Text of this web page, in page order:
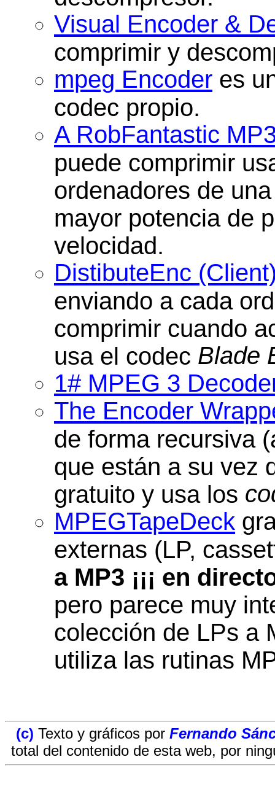
Visual Encoder &
comprimir y
mpeg Encoder es
codec propio.
A RobFantastic
puede comprimir
ordenadores de
mayor potencia de
velocidad.
DistibuteEnc
enviando a cada
comprimir cuando
usa el codec Blade
1# MPEG 3
The Encoder
de forma recursiva
que están a su vez
gratuito y usa los
MPEGTapeDeck
externas (LP,
a MP3 ¡¡¡ en
pero parece muy
colección de LPs a
utiliza las rutinas
(c) Texto y gráficos por Fernando
total del contenido de esta web, por